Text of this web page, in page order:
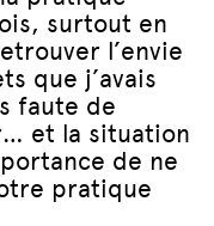
surtout en
l’envie
que j’avais
faute de
et la situation
de ne
pratique